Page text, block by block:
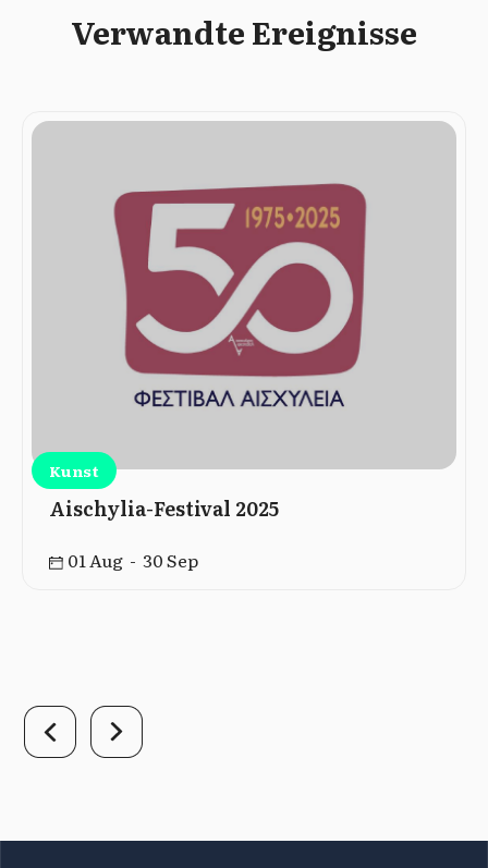
Verwandte Ereignisse
Kunst
Aischylia-Festival 2025
01 Aug - 30 Sep